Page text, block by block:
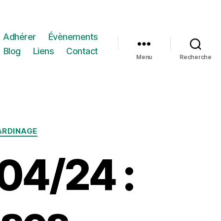
Adhérer
Évènements
Blog Liens Contact
Menu Recherche
24 :